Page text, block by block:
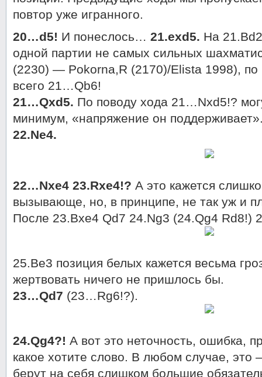
повтор уже игранного.
20…d5! И понеслось… 21.exd5. На
одной партии не самых сильных
(2230) — Pokorna,R (2170)/Elista 1998), по
всего 21…Qb6!
21…Qxd5. По поводу хода 21…Nxd5!?
минимум, «напряжение он
22.Ne4.
22…Nxe4 23.Rxe4!? А это кажется
вызывающе, но, в принципе, не так уж и
После 23.Bxe4 Qd7 24.Ng3 (24.Qg4 Rd8!)
25.Be3 позиция белых кажется весьма
жертвовать ничего не пришлось бы.
23…Qd7 (23…Rg6!?).
24.Qg4?! А вот это неточность, ошибка,
какое хотите слово. В любом случае,
берут на себя слишком большие